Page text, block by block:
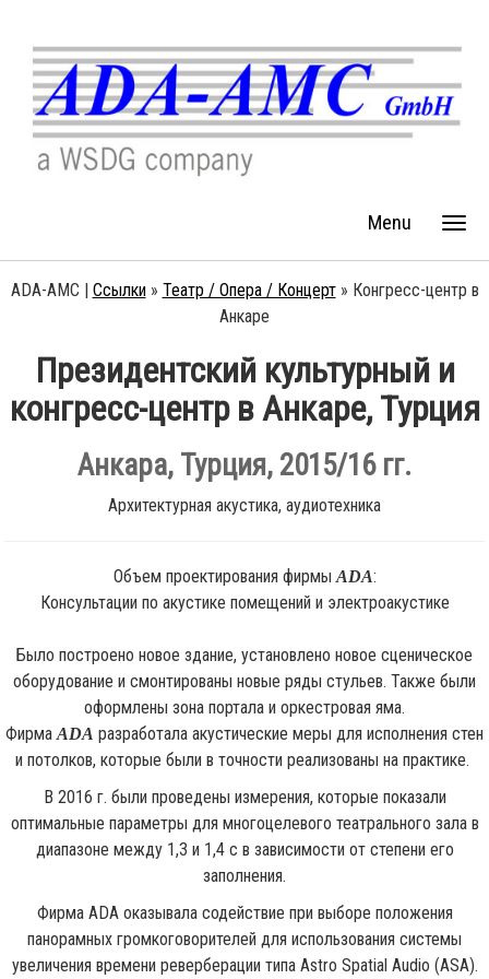
Menu
ADA-AMC | Ссылки » Театр / Опера / Концерт » Конгресс-центр в
Анкаре
Президентский культурный и
конгресс-центр в Анкаре, Турция
Анкара, Турция, 2015/16 гг.
Архитектурная акустика, аудиотехника
Объем проектирования фирмыADA:
Консультации по акустике помещений и электроакустике
Было построено новое здание, установлено новое сценическое
оборудование и смонтированы новые ряды стульев. Также были
оформлены зона портала и оркестровая яма.
ФирмаADA разработала акустические меры для исполнения стен
и потолков, которые были в точности реализованы на практике.
В 2016 г. были проведены измерения, которые показали
оптимальные параметры для многоцелевого театрального зала в
диапазоне между 1,3 и 1,4 с в зависимости от степени его
заполнения.
Фирма ADA оказывала содействие при выборе положения
панорамных громкоговорителей для использования системы
увеличения времени реверберации типа Astro Spatial Audio (ASA).